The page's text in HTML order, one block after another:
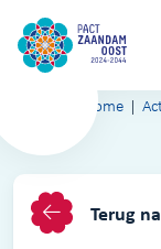
Home
Terug